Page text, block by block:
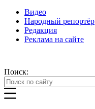
Видео
Народный репортёр
Редакция
Реклама на сайте
Поиск: